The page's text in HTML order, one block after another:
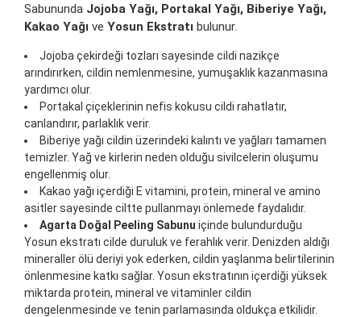
Sabununda Jojoba Yağı, Portakal Yağı, Biberiye Yağı,
Kakao Yağı ve Yosun Ekstratı bulunur.
Jojoba çekirdeği tozları sayesinde cildi nazikçe
arındırırken, cildin nemlenmesine, yumuşaklık kazanmasına
yardımcı olur.
Portakal çiçeklerinin nefis kokusu cildi rahatlatır,
canlandırır, parlaklık verir.
Biberiye yağı cildin üzerindeki kalıntı ve yağları tamamen
temizler. Yağ ve kirlerin neden olduğu sivilcelerin oluşumu
engellenmiş olur.
Kakao yağı içerdiği E vitamini, protein, mineral ve amino
asitler sayesinde ciltte pullanmayı önlemede faydalıdır.
Agarta Doğal Peeling Sabunu içinde bulundurduğu
Yosun ekstratı cilde duruluk ve ferahlık verir. Denizden aldığı
mineraller ölü deriyi yok ederken, cildin yaşlanma belirtilerinin
önlenmesine katkı sağlar. Yosun ekstratının içerdiği yüksek
miktarda protein, mineral ve vitaminler cildin
dengelenmesinde ve tenin parlamasında oldukça etkilidir.